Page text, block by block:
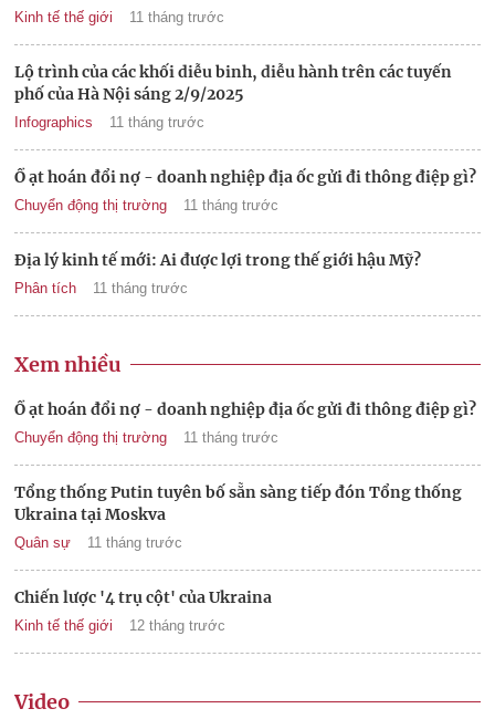
Kinh tế thế giới 11 tháng trước
Lộ trình của các khối diễu binh, diễu hành trên các tuyến
phố của Hà Nội sáng 2/9/2025
Infographics 11 tháng trước
Ồ ạt hoán đổi nợ - doanh nghiệp địa ốc gửi đi thông điệp gì?
Chuyển động thị trường 11 tháng trước
Địa lý kinh tế mới: Ai được lợi trong thế giới hậu Mỹ?
Phân tích 11 tháng trước
Xem nhiều
Ồ ạt hoán đổi nợ - doanh nghiệp địa ốc gửi đi thông điệp gì?
Chuyển động thị trường 11 tháng trước
Tổng thống Putin tuyên bố sẵn sàng tiếp đón Tổng thống
Ukraina tại Moskva
Quân sự 11 tháng trước
Chiến lược '4 trụ cột' của Ukraina
Kinh tế thế giới 12 tháng trước
Video